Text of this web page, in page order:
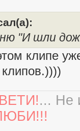
"И шли
клипе
... Не